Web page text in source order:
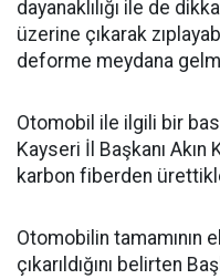
dayanaklılığı ile de
üzerine çıkarak
deforme meydana
Otomobil ile ilgili bir
Kayseri İl Başkanı
karbon fiberden
Otomobilin tamamının
çıkarıldığını belirten